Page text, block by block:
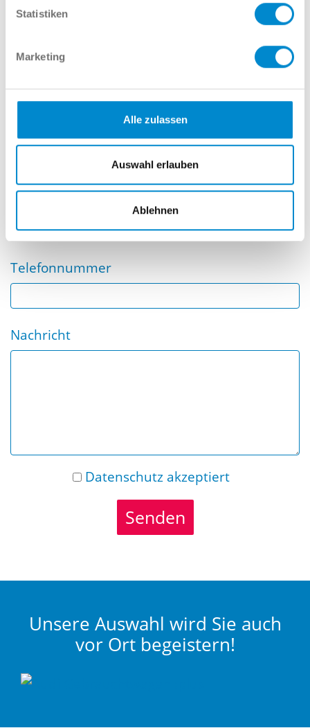
Statistiken
Marketing
Alle zulassen
Auswahl erlauben
Ablehnen
02381 7998-322
Name
Telefonnummer
Nachricht
Datenschutzakzeptiert
Senden
Unsere Auswahl wird Sie auch
vor Ort begeistern!